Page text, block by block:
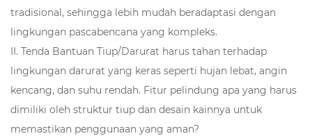
tradisional, sehingga lebih mudah beradaptasi dengan
lingkungan pascabencana yang kompleks.
II. Tenda Bantuan Tiup/Darurat harus tahan terhadap
lingkungan darurat yang keras seperti hujan lebat, angin
kencang, dan suhu rendah. Fitur pelindung apa yang harus
dimiliki oleh struktur tiup dan desain kainnya untuk
memastikan penggunaan yang aman?